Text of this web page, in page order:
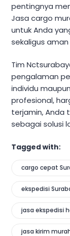
pentingnya
Jasa cargo
untuk Anda
sekaligus
Tim
pengalaman
individu
profesional,
terjamin, Anda
sebagai solusi
Tagged with:
cargo cepat
ekspedisi
jasa ekspedisi
jasa kirim